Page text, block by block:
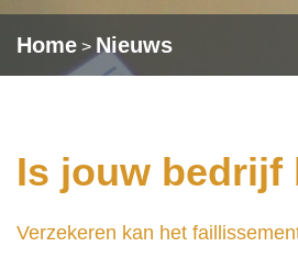
Home > Nieuws
Is jouw bedrijf
Verzekeren kan het